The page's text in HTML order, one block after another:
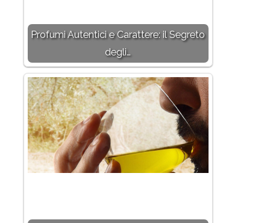
Profumi Autentici e Carattere: il Segreto
degli…